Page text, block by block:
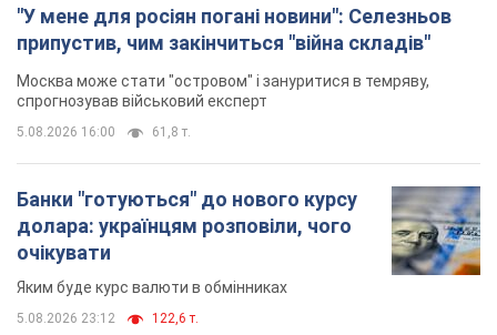
"У мене для росіян погані новини": Селезньов
припустив, чим закінчиться "війна складів"
Москва може стати "островом" і зануритися в темряву,
спрогнозував військовий експерт
5.08.2026 16:00 61,8 т.
Банки "готуються" до нового курсу
долара: українцям розповіли, чого
очікувати
Яким буде курс валюти в обмінниках
5.08.2026 23:12 122,6 т.